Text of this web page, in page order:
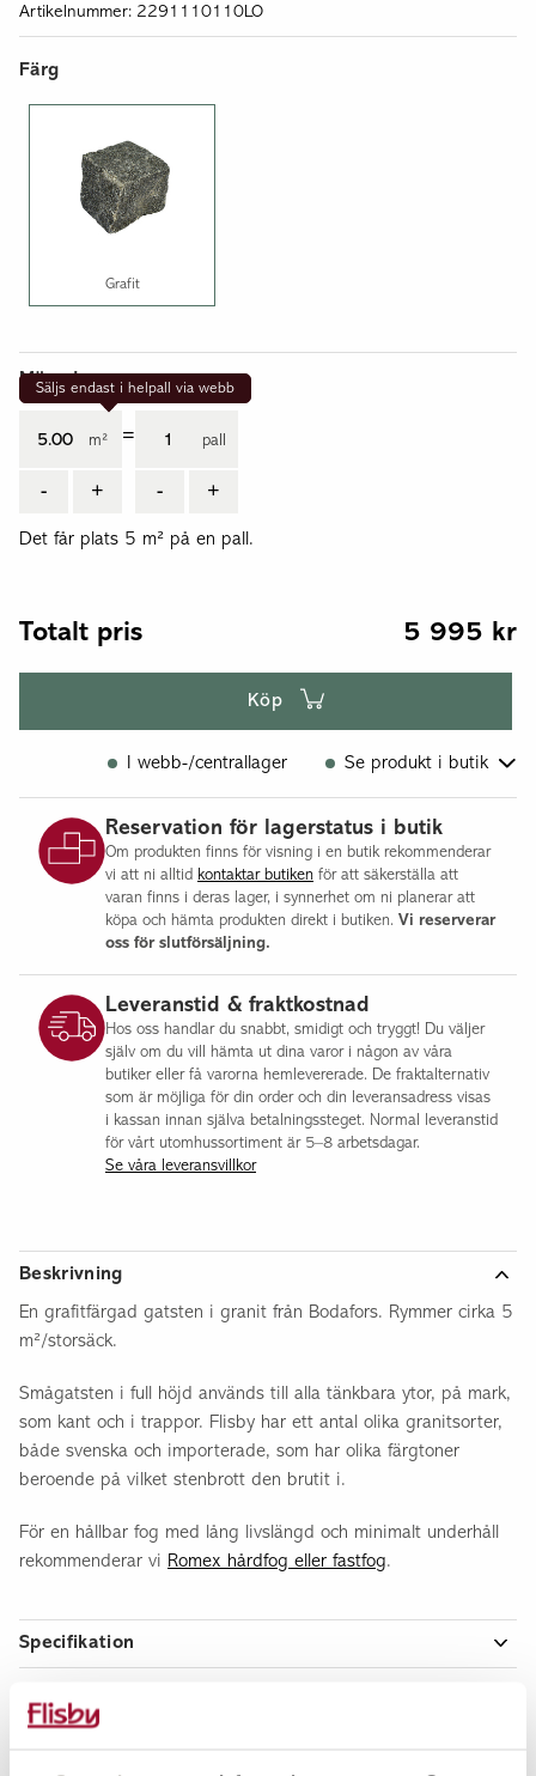
Beskrivning
En grafitfärgad gatsten i granit från Bodafors. Rymmer cirka 5
m²/storsäck.
Smågatsten i full höjd används till alla tänkbara ytor, på mark,
som kant och i trappor. Flisby har ett antal olika granitsorter,
både svenska och importerade, som har olika färgtoner
beroende på vilket stenbrott den brutit i.
För en hållbar fog med lång livslängd och minimalt underhåll
rekommenderar vi Romex hårdfog eller fastfog.
Specifikation
Antal per kvm
Guide: Så lägger du sten >>
Artikelnummer: 2291110110LO
Färg
Grafit
Mängd
Säljs endast i helpall via webb
m²
- +
= pall
- +
Det får plats 5 m² på en pall.
Totalt pris 5 995 kr
Köp
I webb-/centrallager Se produkt i butik
Jönköping
Reservation för lagerstatus i butik
Om produkten finns för visning i en butik rekommenderar
vi att ni alltid kontaktar butiken för att säkerställa att
varan finns i deras lager, i synnerhet om ni planerar att
köpa och hämta produkten direkt i butiken. Vi reserverar
oss för slutförsäljning.
Leveranstid & fraktkostnad
Hos oss handlar du snabbt, smidigt och tryggt! Du väljer
själv om du vill hämta ut dina varor i någon av våra
butiker eller få varorna hemlevererade. De fraktalternativ
som är möjliga för din order och din leveransadress visas
i kassan innan själva betalningssteget. Normal leveranstid
för vårt utomhussortiment är 5–8 arbetsdagar.
Se våra leveransvillkor